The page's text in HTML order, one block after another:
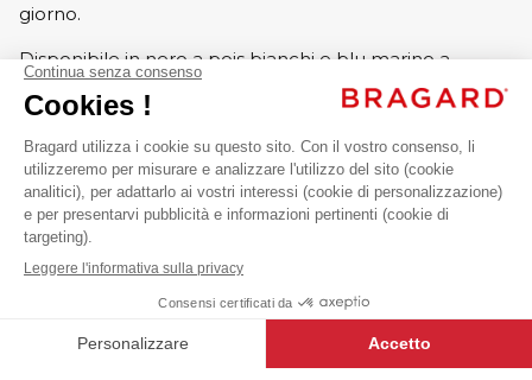
ABEL
Cravatte & Papillon 11,89 € Iva escl.
NERO + TAGLIA UNICA
AGGIUNGI AL CARRELLO
close
giorno.
Disponibile in nero a pois bianchi e blu marino a
pois bianchi.